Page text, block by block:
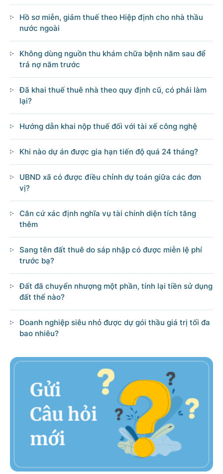
Trụ sở: 16 Lê Hồng Phong - Ba Đình - Hà Nội.
Điện thoại: Văn phòng: 080 43162; Fax: 080.48924;
Email: thongtinchinhphu@chinhphu.vn.
Cổng TTĐT Chính phủ
Văn phòng Chính phủ
Bản quyền thuộc Cổng Thông tin điện tử Chính phủ.
Ghi rõ nguồn 'Cổng Thông tin điện tử Chính phủ' hoặc
Hồ sơ miễn, giảm thuế theo Hiệp định cho nhà thầu
nước ngoài
Không dùng nguồn thu khám chữa bệnh năm sau để
trả nợ năm trước
Đã khai thuế thuê nhà theo quy định cũ, có phải làm
lại?
Hướng dẫn khai nộp thuế đối với tài xế công nghệ
Khi nào dự án được gia hạn tiến độ quá 24 tháng?
UBND xã có được điều chỉnh dự toán giữa các đơn
vị?
Căn cứ xác định nghĩa vụ tài chính diện tích tăng
thêm
Sang tên đất thuê do sáp nhập có được miễn lệ phí
trước bạ?
Đất đã chuyển nhượng một phần, tính lại tiền sử dụng
đất thế nào?
Doanh nghiệp siêu nhỏ được dự gói thầu giá trị tối đa
bao nhiêu?